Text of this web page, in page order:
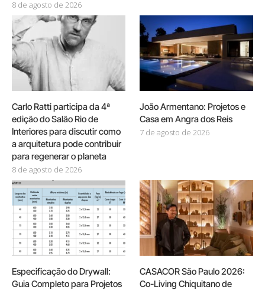
8 de agosto de 2026
Carlo Ratti participa da 4ª
edição do Salão Rio de
Interiores para discutir como
a arquitetura pode contribuir
para regenerar o planeta
8 de agosto de 2026
João Armentano: Projetos e
Casa em Angra dos Reis
7 de agosto de 2026
Especificação do Drywall:
Guia Completo para Projetos
CASACOR São Paulo 2026:
Co-Living Chiquitano de